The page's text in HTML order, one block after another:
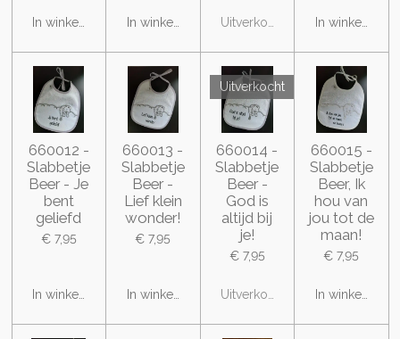
In winkelwagen In winkelwagen Uitverkocht In
660012 -
Slabbetje
Beer - Je
bent
geliefd
€ 7,95
In winkelwagen
660013 -
Slabbetje
Beer -
Lief klein
wonder!
€ 7,95
In winkelwagen
Uitverkocht
660014 -
Slabbetje
Beer -
God is
altijd bij
je!
€ 7,95
Uitverkocht
660015 -
Slabbetje
Beer, Ik
hou van
jou tot de
maan!
€ 7,95
In